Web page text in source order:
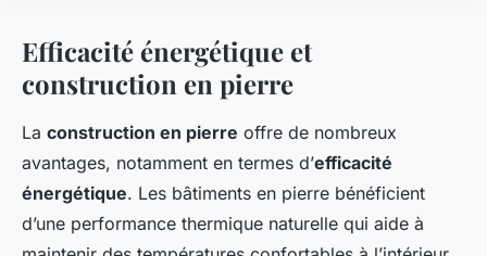
Efficacité énergétique et
construction en pierre
La construction en pierre offre de nombreux
avantages, notamment en termes d’efficacité
énergétique. Les bâtiments en pierre bénéficient
d’une performance thermique naturelle qui aide à